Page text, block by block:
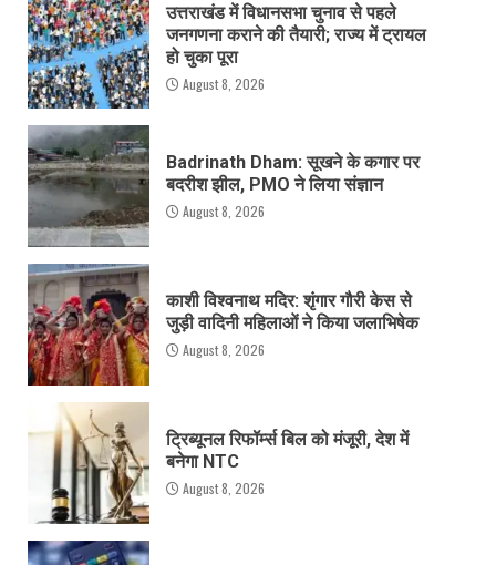
उत्तराखंड में विधानसभा चुनाव से पहले
जनगणना कराने की तैयारी; राज्य में ट्रायल
हो चुका पूरा
August 8, 2026
Badrinath Dham: सूखने के कगार पर
बदरीश झील, PMO ने लिया संज्ञान
August 8, 2026
काशी विश्वनाथ मदिर: शृंगार गौरी केस से
जुड़ी वादिनी महिलाओं ने किया जलाभिषेक
August 8, 2026
ट्रिब्यूनल रिफॉर्म्स बिल को मंजूरी, देश में
बनेगा NTC
August 8, 2026